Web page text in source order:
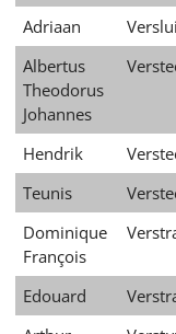
Adriaan
Albertus
Theodorus
Johannes
Hendrik
Teunis
Dominique
François
Edouard